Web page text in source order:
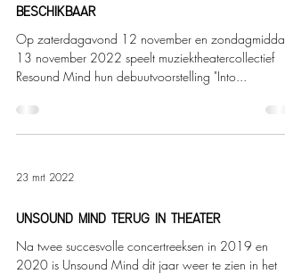
BESCHIKBAAR
Op zaterdagavond 12 november en zondagmiddag
13 november 2022 speelt muziektheatercollectief
Resound Mind hun debuutvoorstelling "Into...
23 mrt 2022
UNSOUND MIND TERUG IN THEATER
Na twee succesvolle concertreeksen in 2019 en
2020 is Unsound Mind dit jaar weer te zien in het